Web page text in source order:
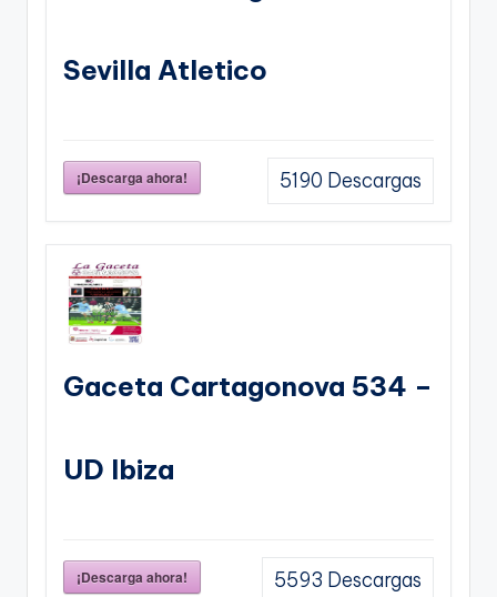
Sevilla Atletico
¡Descarga ahora! 5190 Descargas
Gaceta Cartagonova 534 –
UD Ibiza
¡Descarga ahora! 5593 Descargas